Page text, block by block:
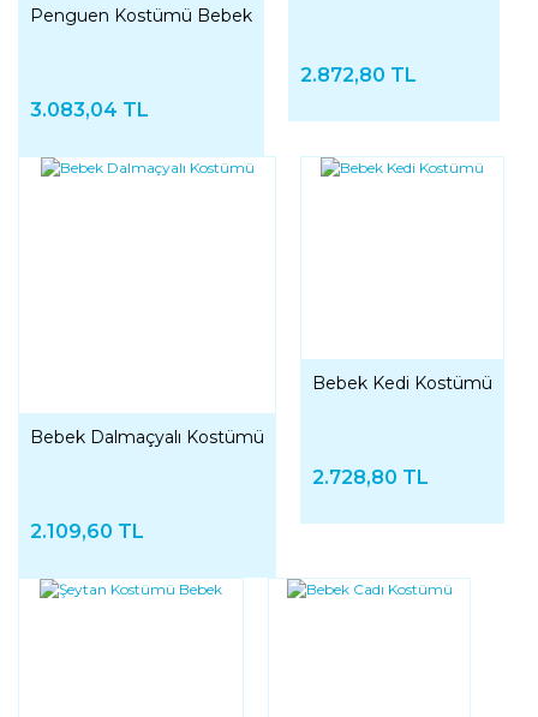
Penguen Kostümü Bebek
3.083,04 TL
2.872,80 TL
Bebek Dalmaçyalı Kostümü
2.109,60 TL
Bebek Kedi Kostümü
2.728,80 TL